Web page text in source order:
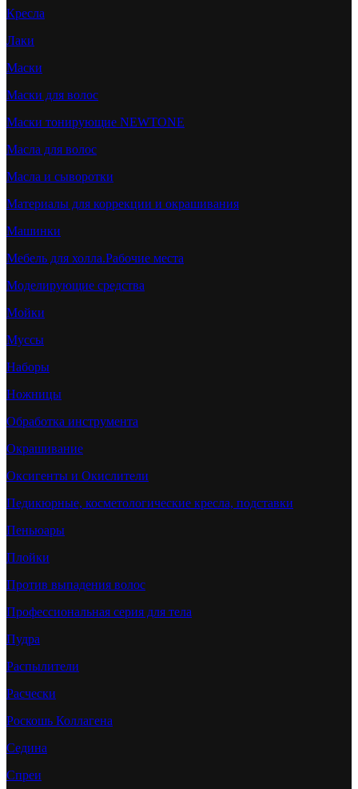
Кресла
Лаки
Маски
Маски для волос
Маски тонирующие NEWTONE
Масла для волос
Масла и сыворотки
Материалы для коррекции и окрашивания
Машинки
Мебель для холла.Рабочие места
Моделирующие средства
Мойки
Муссы
Наборы
Ножницы
Обработка инструмента
Окрашивание
Оксигенты и Окислители
Педикюрные, косметологические кресла, подставки
Пеньюары
Плойки
Против выпадения волос
Профессиональная серия для тела
Пудра
Распылители
Расчески
Роскошь Коллагена
Седина
Спреи